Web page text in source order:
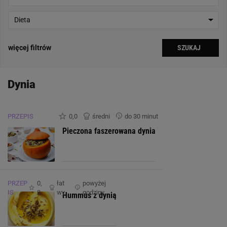
Witamina B12 (Kobalamina)
mg
Witamina E
Witamina K μg
Minerały
Fosfor
Jod
Dieta
więcej filtrów SZUKAJ
Dynia
PRZEPIS 0,0 średni do 30 minut
Pieczona faszerowana dynia
PRZEP
IS
0,
0
łat
wy
powyżej
godziny
Hummus z dynią